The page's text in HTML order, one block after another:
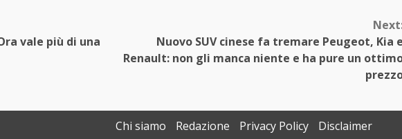
vale più di una
Nuovo SUV cinese fa tremare Peugeot, Kia
Renault: non gli manca niente e ha pure un
Chi siamo Redazione Privacy Policy Disclaimer